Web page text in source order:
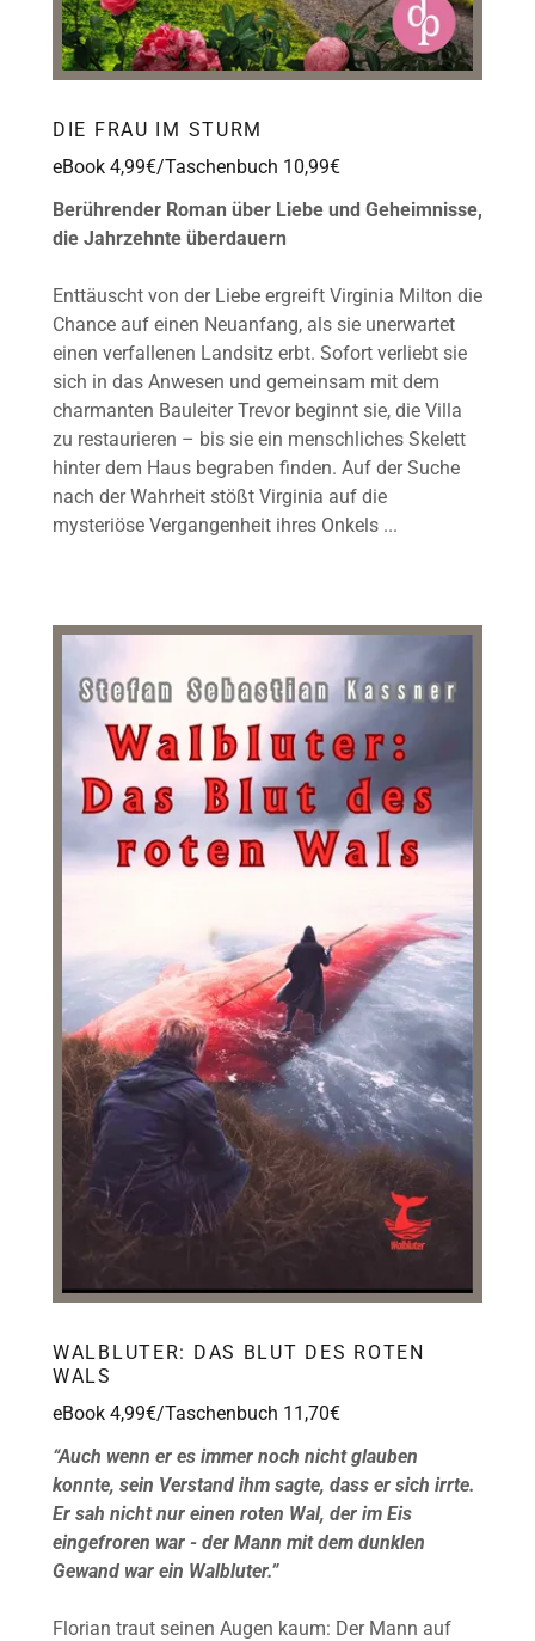
DIE FRAU IM STURM
eBook 4,99€/Taschenbuch 10,99€
Berührender Roman über Liebe und Geheimnisse,
die Jahrzehnte überdauern
Enttäuscht von der Liebe ergreift Virginia Milton die
Chance auf einen Neuanfang, als sie unerwartet
einen verfallenen Landsitz erbt. Sofort verliebt sie
sich in das Anwesen und gemeinsam mit dem
charmanten Bauleiter Trevor beginnt sie, die Villa
zu restaurieren – bis sie ein menschliches Skelett
hinter dem Haus begraben finden. Auf der Suche
nach der Wahrheit stößt Virginia auf die
mysteriöse Vergangenheit ihres Onkels ...
WALBLUTER: DAS BLUT DES ROTEN
WALS
eBook 4,99€/Taschenbuch 11,70€
“Auch wenn er es immer noch nicht glauben
konnte, sein Verstand ihm sagte, dass er sich irrte.
Er sah nicht nur einen roten Wal, der im Eis
eingefroren war - der Mann mit dem dunklen
Gewand war ein Walbluter.”
Florian traut seinen Augen kaum: Der Mann auf